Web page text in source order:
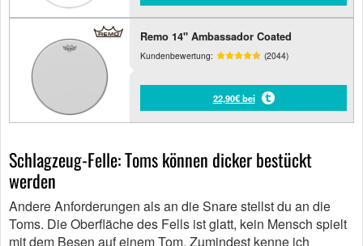
Remo 14" Ambassador Coated
Kundenbewertung: (2044)
22,90€ bei
Schlagzeug-Felle: Toms können dicker bestückt
werden
Andere Anforderungen als an die Snare stellst du an die
Toms. Die Oberfläche des Fells ist glatt, kein Mensch spielt
mit dem Besen auf einem Tom. Zumindest kenne ich